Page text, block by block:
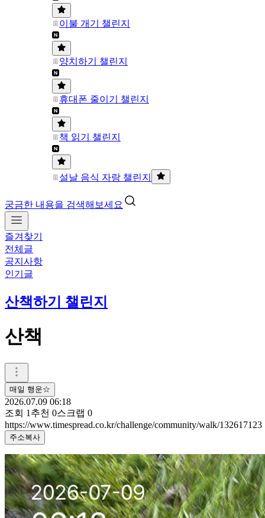
이불 개기 챌린지
양치하기 챌린지
휴대폰 줄이기 챌린지
책 읽기 챌린지
설날 음식 자랑 챌린지
궁금한 내용을 검색해보세요
즐겨찾기
전체글
공지사항
인기글
산책하기 챌린지
산책
매일 행운☆
2026.07.09 06:18
조회 1 추천 0스크랩 0
https://www.timespread.co.kr/challenge/community/walk/132617123
주소복사